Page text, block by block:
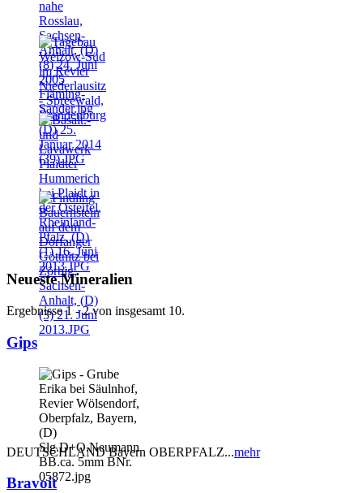
Neueste Mineralien
Ergebnisse 1 - 2 von insgesamt 10.
Gips
DEUTSCHLAND Bayern OBERPFALZ...mehr
Bravoit